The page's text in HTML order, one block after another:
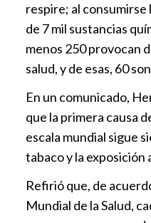
respire; al consumirse
de 7 mil sustancias
menos 250 provocan
salud, y de esas, 60
En un comunicado,
que la primera causa
escala mundial sigue
tabaco y la exposición
Refirió que, de
Mundial de la Salud,